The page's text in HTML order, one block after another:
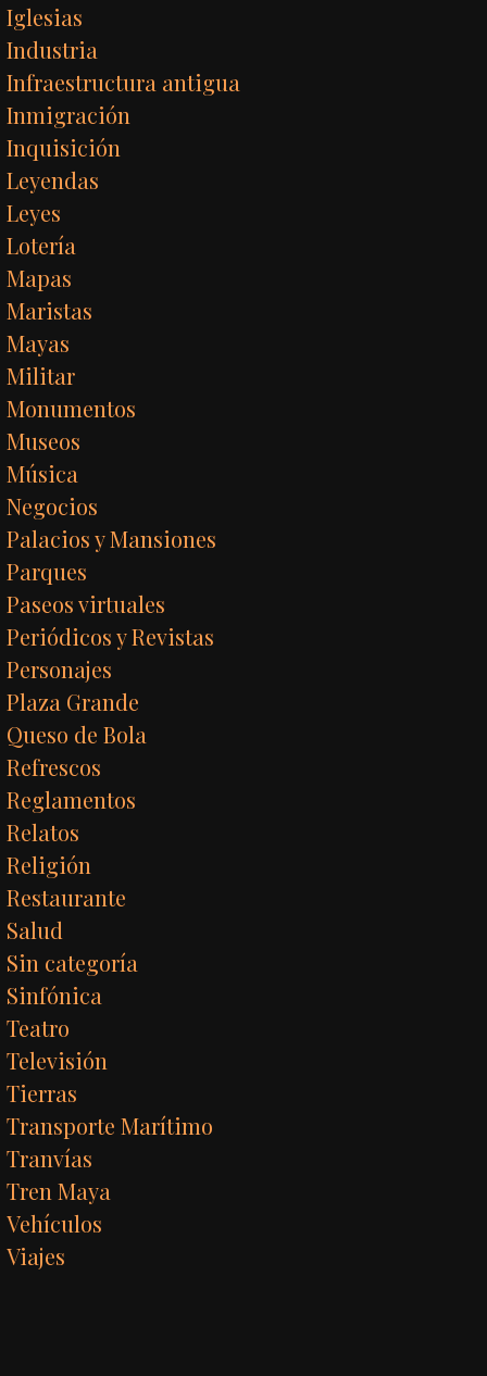
Iglesias
Industria
Infraestructura antigua
Inmigración
Inquisición
Leyendas
Leyes
Lotería
Mapas
Maristas
Mayas
Militar
Monumentos
Museos
Música
Negocios
Palacios y Mansiones
Parques
Paseos virtuales
Periódicos y Revistas
Personajes
Plaza Grande
Queso de Bola
Refrescos
Reglamentos
Relatos
Religión
Restaurante
Salud
Sin categoría
Sinfónica
Teatro
Televisión
Tierras
Transporte Marítimo
Tranvías
Tren Maya
Vehículos
Viajes